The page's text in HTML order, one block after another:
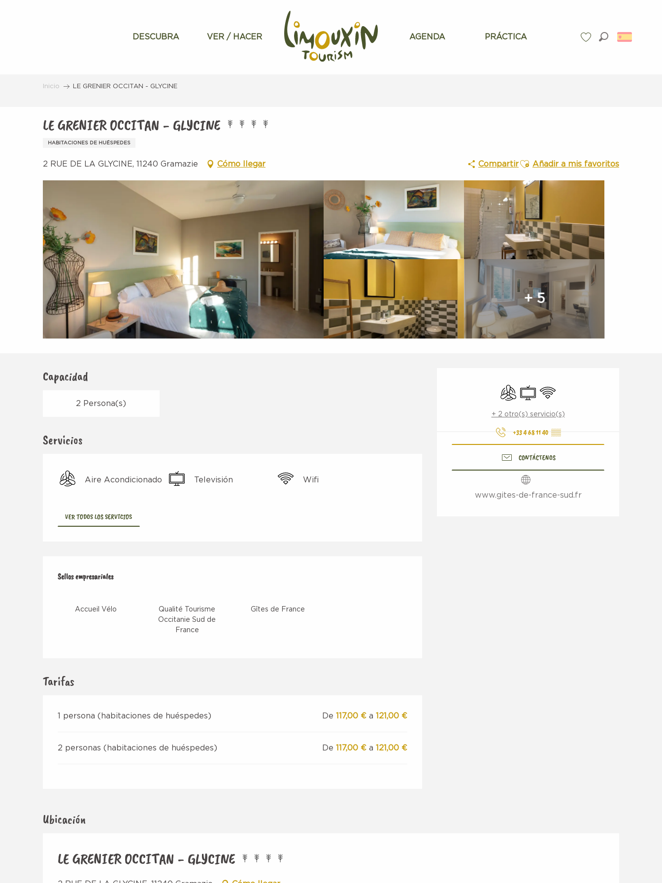
DESCUBRA VER / HACER AGENDA PRÁCTICA
Inicio LE GRENIER OCCITAN - GLYCINE
LE GRENIER OCCITAN - GLYCINE
HABITACIONES DE HUÉSPEDES
2 RUE DE LA GLYCINE, 11240 Gramazie Cómo llegar CompartirAjouter aux favoris
Añadir a mis favoritos
+ 5
Horarios y datos de
Aire Acondicionado
Televisión
Wifi
+ 2 otro(s) servicio(s)
+33 4 68 11 40 ▒▒
CONTÁCTENOS
www.gites-de-france-sud.fr
Capacidad
2 Persona(s)
Servicios
Aire Acondicionado Televisión Wifi
VER TODOS LOS SERVICIOS
Oferta de prestaciones
Sellos empresariales
Sellos empresariales
Accueil Vélo
Qualité Tourisme
Occitanie Sud de
France
Gîtes de France
Tarifas
1 persona (habitaciones de huéspedes) De117,00 € a121,00 €
2 personas (habitaciones de huéspedes) De117,00 € a121,00 €
Ubicación
LE GRENIER OCCITAN - GLYCINE